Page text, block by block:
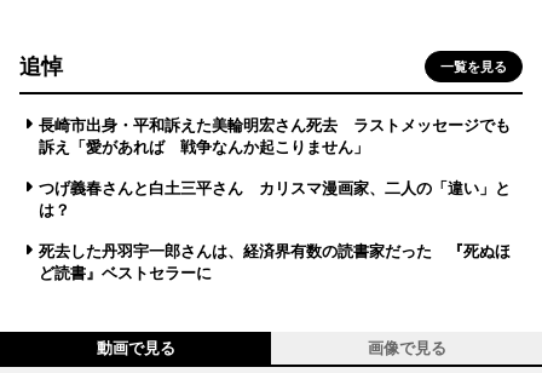
追悼 一覧を見る
長崎市出身・平和訴えた美輪明宏さん死去 ラストメッセージでも
訴え「愛があれば 戦争なんか起こりません」
つげ義春さんと白土三平さん カリスマ漫画家、二人の「違い」と
は？
死去した丹羽宇一郎さんは、経済界有数の読書家だった 『死ぬほ
ど読書』ベストセラーに
動画で見る 画像で見る